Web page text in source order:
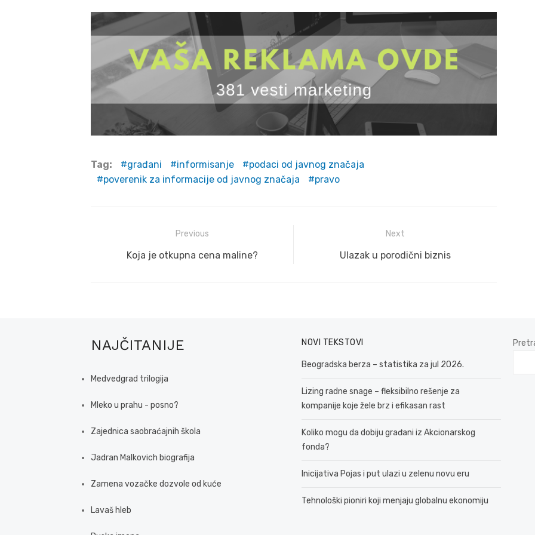
Tag: građani informisanje
podaci od javnog značaja
poverenik za informacije od javnog značaja
pravo
navigation
Previous
Previous
Koja je otkupna cena maline?
Next
Next
Ulazak u porodični biznis
NAJČITANIJE
Medvedgrad trilogija
Mleko u prahu - posno?
Zajednica saobraćajnih škola
Jadran Malkovich biografija
Zamena vozačke dozvole od kuće
Lavaš hleb
NOVI TEKSTOVI
Beogradska berza – statistika za jul 2026.
Lizing radne snage – fleksibilno rešenje za
kompanije koje žele brz i efikasan rast
Koliko mogu da dobiju građani iz Akcionarskog
fonda?
Inicijativa Pojas i put ulazi u zelenu novu eru
Tehnološki pioniri koji menjaju globalnu ekonomiju